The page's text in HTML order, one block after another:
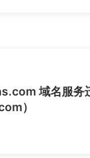
域名服务
）